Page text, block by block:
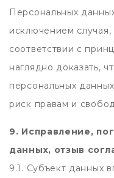
Персональных
исключением
соответствии с
наглядно доказать,
персональных
риск правам и
9. Исправление,
данных, отзыв
9.1. Субъект данных